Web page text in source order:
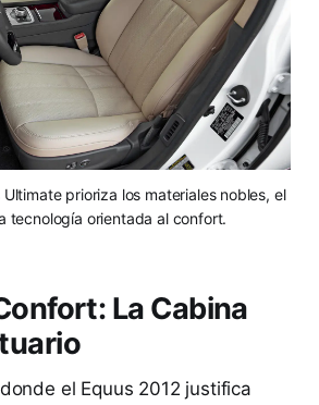
Ultimate prioriza los materiales nobles, el
tecnología orientada al confort.
La Cabina
el Equus 2012 justifica